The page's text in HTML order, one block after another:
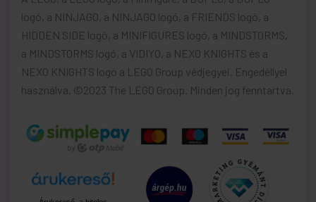
logó, a NINJAGO, a NINJAGO logó, a FRIENDS logó, a
HIDDEN SIDE logó, a MINIFIGURES logó, a MINDSTORMS,
a MINDSTORMS logó, a VIDIYO, a NEXO KNIGHTS és a
NEXO KNIGHTS logó a LEGO Group védjegyei. Engedéllyel
használva. ©2023 The LEGO Group. Minden jog fenntartva.